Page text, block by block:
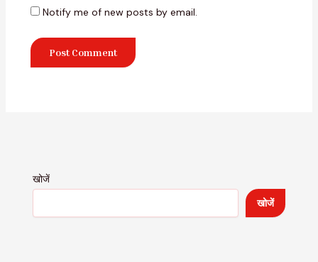
Notify me of new posts by email.
खोजें
खोजें